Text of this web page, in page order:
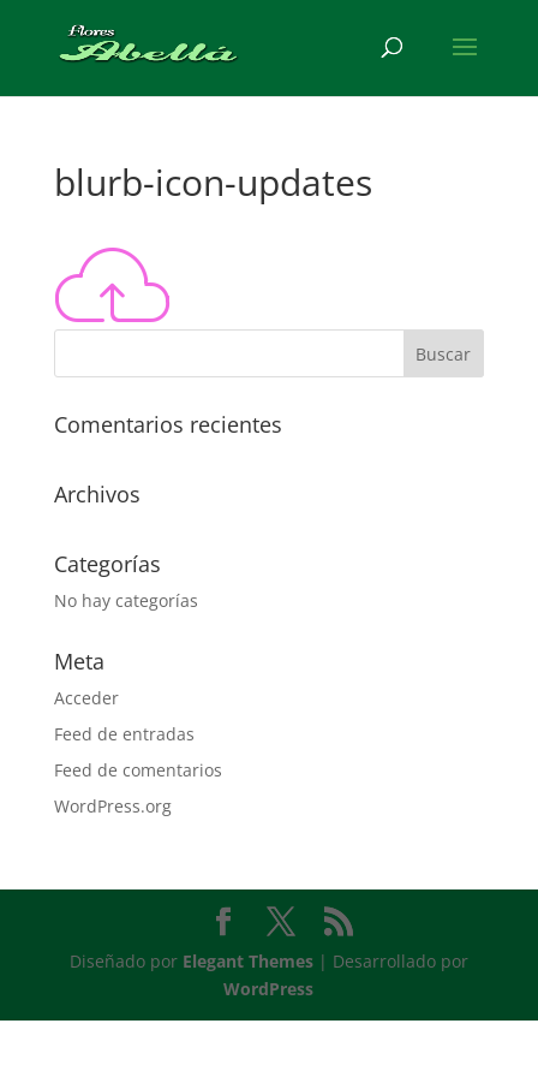
blurb-icon-updates
Comentarios recientes
Archivos
Categorías
No hay categorías
Meta
Acceder
Feed de entradas
Feed de comentarios
WordPress.org
Diseñado por Elegant Themes| Desarrollado por
WordPress